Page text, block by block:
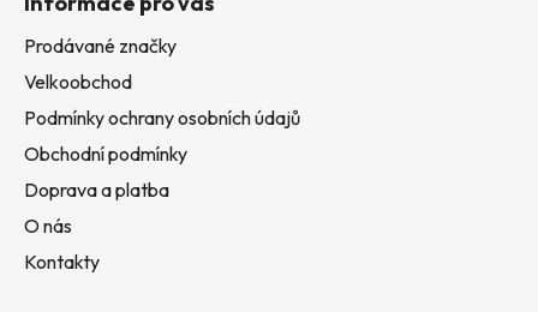
Prodávané značky
Velkoobchod
Podmínky ochrany osobních údajů
Obchodní podmínky
Doprava a platba
O nás
Kontakty